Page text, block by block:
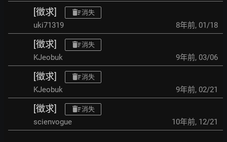
[徵求] 消失
uki71319 8年前, 01/18
[徵求] 消失
KJeobuk 9年前, 03/06
[徵求] 消失
KJeobuk 9年前, 02/21
[徵求] 消失
scienvogue 10年前, 12/21